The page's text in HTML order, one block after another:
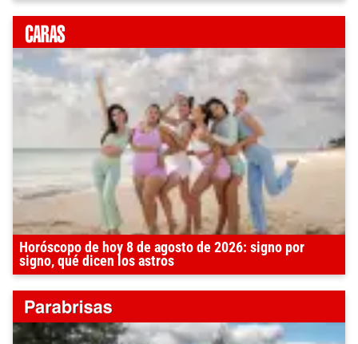
Horóscopo de hoy 8 de agosto de 2026: signo por
signo, qué dicen los astros